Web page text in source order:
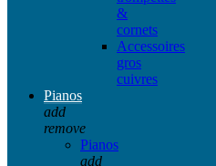
&
cornets
Accessoires
gros
cuivres
Pianos
add
remove
Pianos
add